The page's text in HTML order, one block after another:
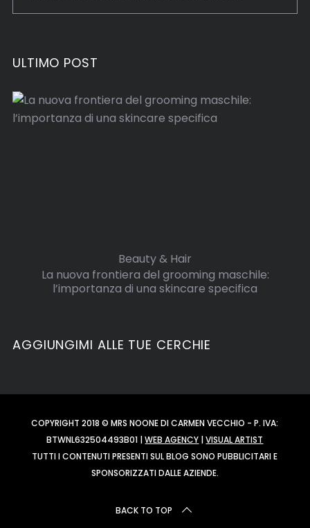
ULTIMO POST
Beauty & Hair
La nuova frontiera del grooming maschile:
l’importanza di una skincare specifica
AGGIUNGIMI ALLE TUE CERCHIE
COPYRIGHT 2018 © MRS NOONE DI CARMEN VECCHIO - P. IVA:
BTWNL632504493B01 |WEB AGENCY |VISUAL ARTIST
TUTTI I CONTENUTI PRESENTI SUL BLOG SONO PUBBLICITARI E
SPONSORIZZATI DALLE AZIENDE.
BACK TO TOP